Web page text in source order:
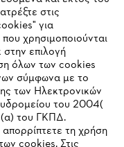
στις
για
χρησιμοποιούνται
επιλογή
όλων των cookies
σύμφωνα με το
των Ηλεκτρονικών
του 2004(
του ΓΚΠΔ.
τη χρήση